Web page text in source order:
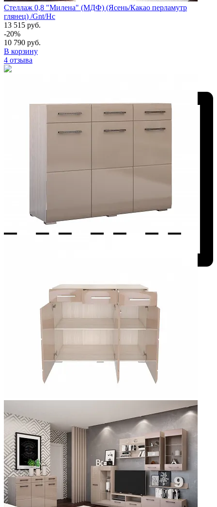
Стеллаж 0,8 "Милена" (МДФ) (Ясень/Какао перламутр
глянец) /Gnt/Нс
13 515 руб.
-20%
10 790 руб.
В корзину
4 отзыва
Добавить к сравнению